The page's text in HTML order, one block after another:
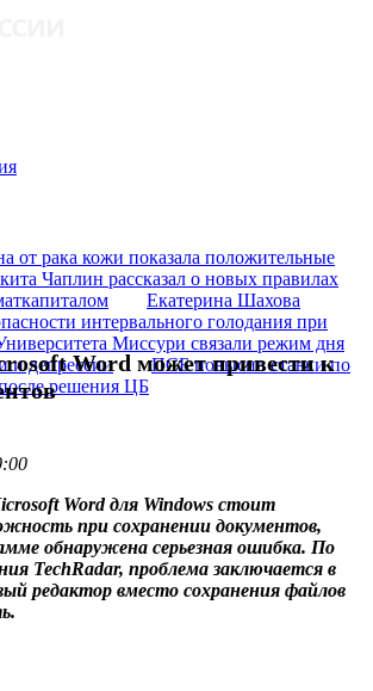
от рака кожи показала положительные
Чаплин рассказал о новых правилах
Екатерина Шахова
интервального голодания при
Миссури связали режим дня
и депрессии
ПСБ повысил ставки по
решения ЦБ
Word может привести к
Word для Windows стоит
при сохранении документов,
обнаружена серьезная ошибка. По
TechRadar, проблема заключается в
редактор вместо сохранения файлов